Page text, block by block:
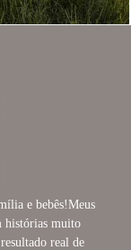
e bebês!Meus
histórias muito
real de